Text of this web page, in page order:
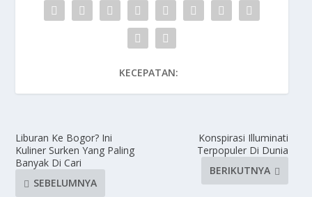
KECEPATAN:
Liburan Ke Bogor? Ini
Kuliner Surken Yang Paling
Banyak Di Cari
SEBELUMNYA
Konspirasi Illuminati
Terpopuler Di Dunia
BERIKUTNYA